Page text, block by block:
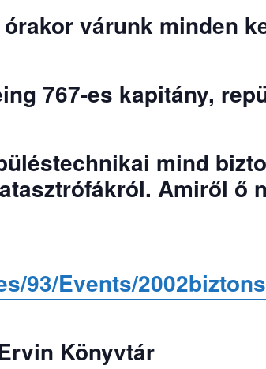
várunk minden
767-es kapitány,
mind
Amiről ő
93/Events/
Könyvtár